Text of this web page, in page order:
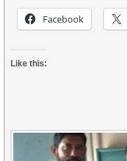
Facebook
Like this: